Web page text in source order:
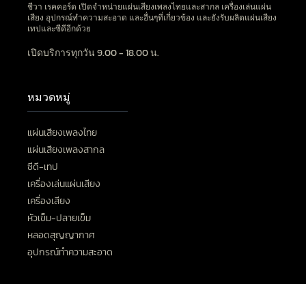
ชีวา เรคคอร์ด เปิดจำหน่ายแผ่นเสียงเพลงไทยและสากล เครื่องเล่นแผ่น
เสียง อุปกรณ์ทำความสะอาด และอื่นๆที่เกี่ยวข้อง และยังรับผลิตแผ่นเสียง
เทปและซีดีอีกด้วย
เปิดบริการทุกวัน 9.00 - 18.00 น.
หมวดหมู่
แผ่นเสียงเพลงไทย
แผ่นเสียงเพลงสากล
ซีดี-เทป
เครื่องเล่นแผ่นเสียง
เครื่องเสียง
หัวเข็ม-ปลายเข็ม
หลอดสุญญากาศ
อุปกรณ์ทำความสะอาด